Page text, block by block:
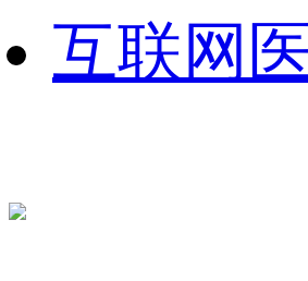
互联网